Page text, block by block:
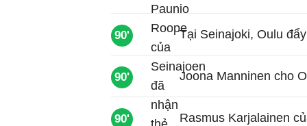
90' Tại Seinajoki, Oulu
90' Joona Manninen cho
90' Rasmus Karjalainen